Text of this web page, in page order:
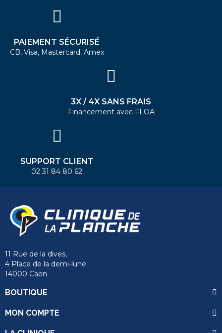
PAIEMENT SÉCURISÉ
CB, Visa, Mastercard, Amex
3X / 4X SANS FRAIS
Financement avec FLOA
SUPPORT CLIENT
02 31 84 80 62
11 Rue de la dives,
4 Place de la demi-lune
14000 Caen
BOUTIQUE
MON COMPTE